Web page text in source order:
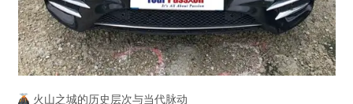
火山之城的历史层次与当代脉动